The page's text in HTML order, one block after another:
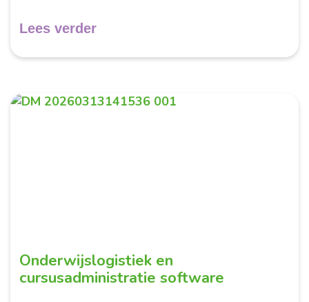
Schinkel en Chantal van der Pol. “Hoe we onze...
Lees verder
Onderwijslogistiek en
cursusadministratie software